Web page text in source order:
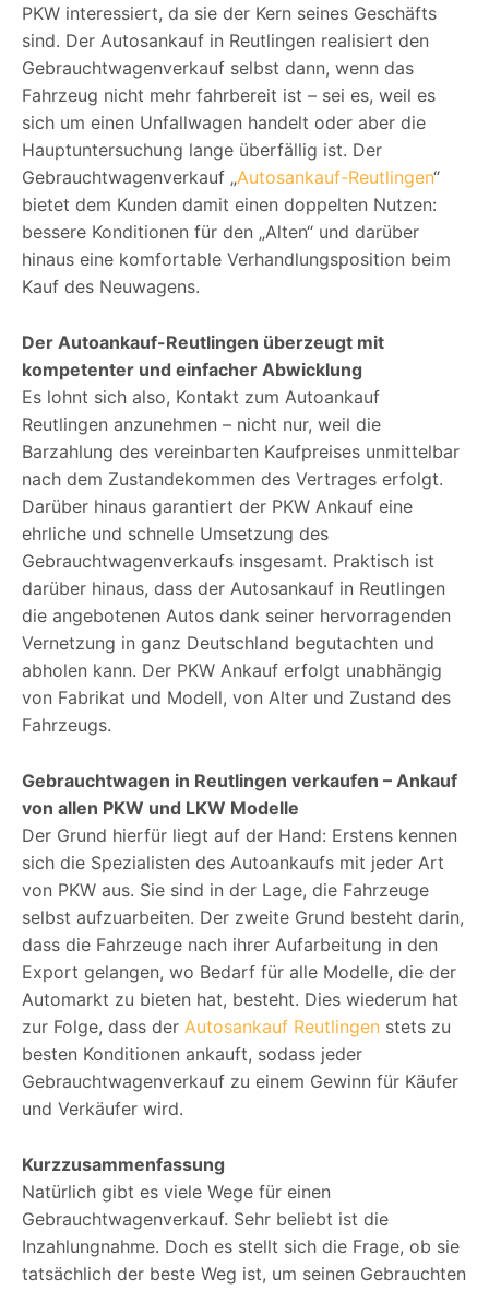
PKW interessiert, da sie der Kern seines Geschäfts
sind. Der Autosankauf in Reutlingen realisiert den
Gebrauchtwagenverkauf selbst dann, wenn das
Fahrzeug nicht mehr fahrbereit ist – sei es, weil es
sich um einen Unfallwagen handelt oder aber die
Hauptuntersuchung lange überfällig ist. Der
Gebrauchtwagenverkauf „Autosankauf-Reutlingen“
bietet dem Kunden damit einen doppelten Nutzen:
bessere Konditionen für den „Alten“ und darüber
hinaus eine komfortable Verhandlungsposition beim
Kauf des Neuwagens.
Der Autoankauf-Reutlingen überzeugt mit
kompetenter und einfacher Abwicklung
Es lohnt sich also, Kontakt zum Autoankauf
Reutlingen anzunehmen – nicht nur, weil die
Barzahlung des vereinbarten Kaufpreises unmittelbar
nach dem Zustandekommen des Vertrages erfolgt.
Darüber hinaus garantiert der PKW Ankauf eine
ehrliche und schnelle Umsetzung des
Gebrauchtwagenverkaufs insgesamt. Praktisch ist
darüber hinaus, dass der Autosankauf in Reutlingen
die angebotenen Autos dank seiner hervorragenden
Vernetzung in ganz Deutschland begutachten und
abholen kann. Der PKW Ankauf erfolgt unabhängig
von Fabrikat und Modell, von Alter und Zustand des
Fahrzeugs.
Gebrauchtwagen in Reutlingen verkaufen – Ankauf
von allen PKW und LKW Modelle
Der Grund hierfür liegt auf der Hand: Erstens kennen
sich die Spezialisten des Autoankaufs mit jeder Art
von PKW aus. Sie sind in der Lage, die Fahrzeuge
selbst aufzuarbeiten. Der zweite Grund besteht darin,
dass die Fahrzeuge nach ihrer Aufarbeitung in den
Export gelangen, wo Bedarf für alle Modelle, die der
Automarkt zu bieten hat, besteht. Dies wiederum hat
zur Folge, dass der Autosankauf Reutlingen stets zu
besten Konditionen ankauft, sodass jeder
Gebrauchtwagenverkauf zu einem Gewinn für Käufer
und Verkäufer wird.
Kurzzusammenfassung
Natürlich gibt es viele Wege für einen
Gebrauchtwagenverkauf. Sehr beliebt ist die
Inzahlungnahme. Doch es stellt sich die Frage, ob sie
tatsächlich der beste Weg ist, um seinen Gebrauchten